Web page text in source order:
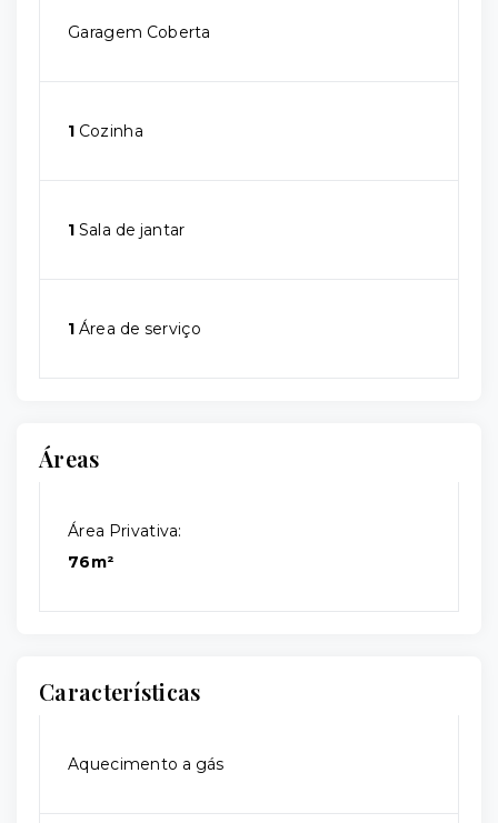
Garagem Coberta
1 Cozinha
1 Sala de jantar
1 Área de serviço
Áreas
Área Privativa:
76m²
Características
Aquecimento a gás